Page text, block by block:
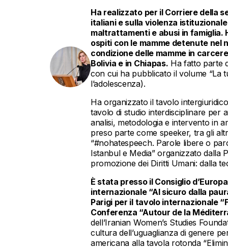
Ha realizzato per il Corriere della
italiani e sulla violenza
maltrattamenti e abusi in famiglia.
ospiti con le mamme detenute nel
condizione delle mamme in
Bolivia e in Chiapas. Ha fatto parte
con cui ha pubblicato il volume “La
l’adolescenza).
Ha organizzato il tavolo
tavolo di studio interdisciplinare per
analisi, metodologia e intervento in
preso parte come speeker, tra gli
“#nohatespeech. Parole libere o
Istanbul e Media” organizzato dalla
promozione dei Diritti Umani: dalla
È stata presso il Consiglio
internazionale “Al sicuro dalla
Parigi per il tavolo internazionale
Conferenza “Autour de la
dell’Iranian Women’s Studies
cultura dell’uguaglianza di genere
americana alla tavola rotonda